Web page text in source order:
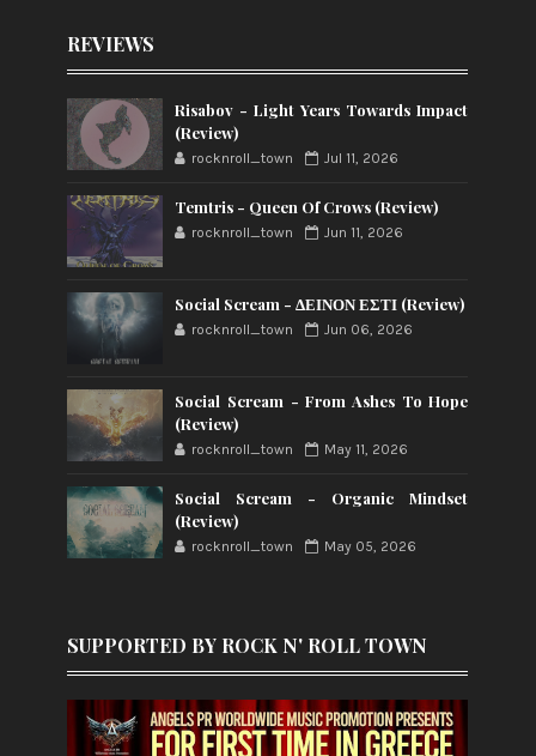
REVIEWS
Risabov - Light Years Towards Impact
(Review)
rocknroll_town Jul 11, 2026
Temtris - Queen Of Crows (Review)
rocknroll_town Jun 11, 2026
Social Scream - ΔΕΙΝΟΝ ΕΣΤΙ (Review)
rocknroll_town Jun 06, 2026
Social Scream - From Ashes To Hope
(Review)
rocknroll_town May 11, 2026
Social Scream - Organic Mindset
(Review)
rocknroll_town May 05, 2026
SUPPORTED BY ROCK N' ROLL TOWN